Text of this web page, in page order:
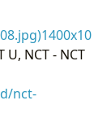
U, NCT - NCT
nct-